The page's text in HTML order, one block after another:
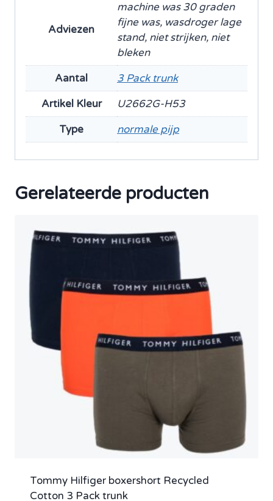
Adviezen
machine was 30 graden
fijne was, wasdroger lage
stand, niet strijken, niet
bleken
Aantal
3 Pack trunk
Artikel Kleur
U2662G-H53
Type
normale pijp
Gerelateerde producten
Tommy Hilfiger boxershort Recycled
Cotton 3 Pack trunk